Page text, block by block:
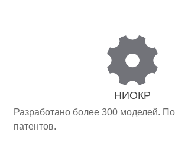
НИОКР
Разработано более 300 моделей.
патентов.